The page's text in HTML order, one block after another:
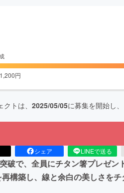
円
トは、 2025/05/05に募集を開始し、
シェア LINEで送る
突破で、全員にチタン箸プレゼ
構築し、線と余白の美しさを